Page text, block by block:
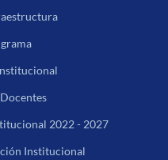
2022 - 2027
Institucional